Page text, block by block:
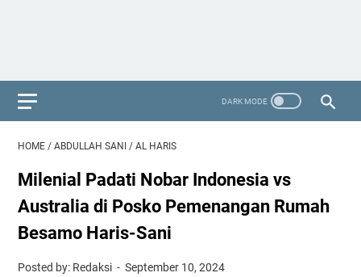
HOME / ABDULLAH SANI / AL HARIS
Milenial Padati Nobar Indonesia vs
Australia di Posko Pemenangan Rumah
Besamo Haris-Sani
Posted by: Redaksi September 10, 2024